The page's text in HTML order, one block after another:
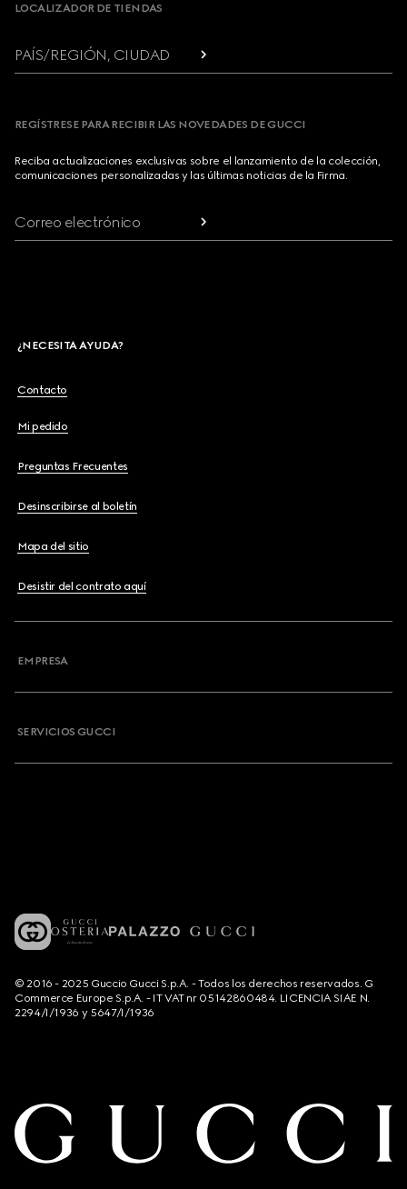
LOCALIZADOR DE TIENDAS
PAÍS/REGIÓN, CIUDAD
REGÍSTRESE PARA RECIBIR LAS NOVEDADES DE GUCCI
Reciba actualizaciones exclusivas sobre el lanzamiento de la colección,
comunicaciones personalizadas y las últimas noticias de la Firma.
Correo electrónico
¿NECESITA AYUDA?
Contacto
Mi pedido
Preguntas Frecuentes
Desinscribirse al boletín
Mapa del sitio
Desistir del contrato aquí
EMPRESA
SERVICIOS GUCCI
© 2016 - 2025 Guccio Gucci S.p.A. - Todos los derechos reservados. G
Commerce Europe S.p.A. - IT VAT nr 05142860484. LICENCIA SIAE N.
2294/I/1936 y 5647/I/1936